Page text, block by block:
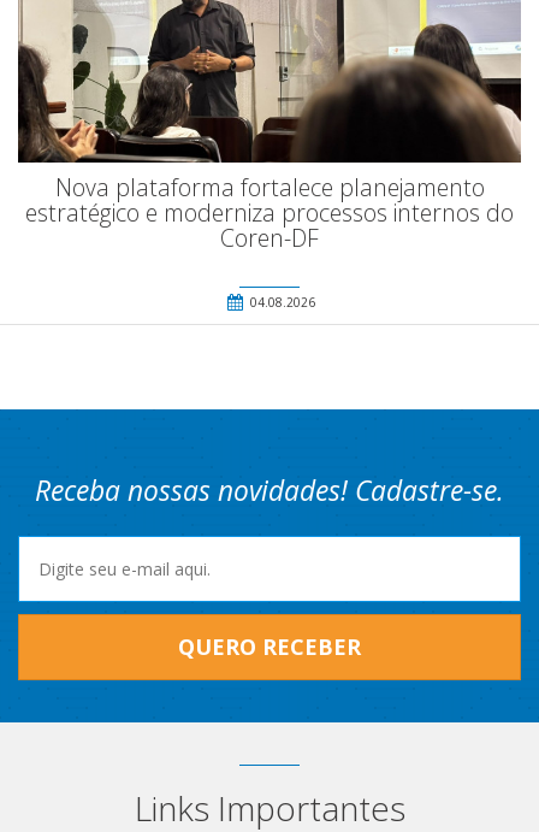
Nova plataforma fortalece planejamento
estratégico e moderniza processos internos do
Coren-DF
04.08.2026
Receba nossas novidades! Cadastre-se.
QUERO RECEBER
Links Importantes